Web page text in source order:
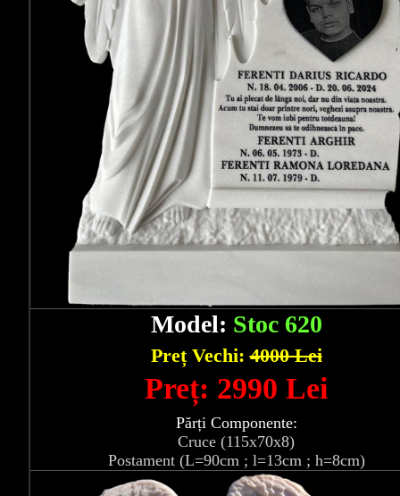
Model: Stoc 620
Preț Vechi:4000 Lei
Preț: 2990 Lei
Părți Componente:
Cruce (115x70x8)
Postament (L=90cm ; l=13cm ; h=8cm)